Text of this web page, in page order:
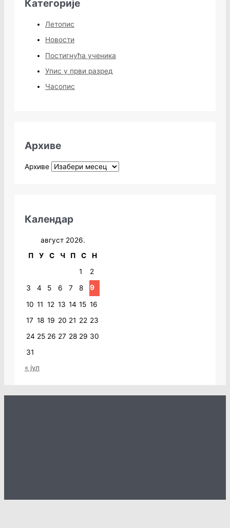
Категорије
Летопис
Новости
Постигнућа ученика
Упис у први разред
Часопис
Архиве
Архиве
Календар
август 2026.
П
У С Ч П С
Н
1
2
3
4 5 6 7 8 9
10 11 12 13 14 15 16
17 18 19 20 21 22 23
24 25 26 27 28 29 30
31
« јул